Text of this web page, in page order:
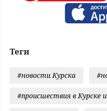
Теги
#новости Курска
#происшествия в Курске